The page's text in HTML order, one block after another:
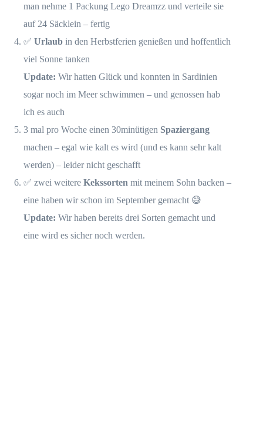
man nehme 1 Packung Lego Dreamzz und verteile sie
auf 24 Säcklein – fertig
✅ Urlaub in den Herbstferien genießen und hoffentlich
viel Sonne tanken
Update: Wir hatten Glück und konnten in Sardinien
sogar noch im Meer schwimmen – und genossen hab
ich es auch
3 mal pro Woche einen 30minütigen Spaziergang
machen – egal wie kalt es wird (und es kann sehr kalt
werden) – leider nicht geschafft
✅ zwei weitere Kekssorten mit meinem Sohn backen –
eine haben wir schon im September gemacht 😅
Update: Wir haben bereits drei Sorten gemacht und
eine wird es sicher noch werden.